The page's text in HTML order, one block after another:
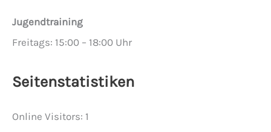
Jugendtraining
Freitags: 15:00 – 18:00 Uhr
Seitenstatistiken
Online Visitors: 1